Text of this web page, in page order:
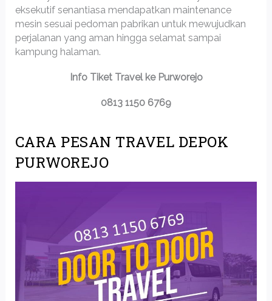
eksekutif senantiasa mendapatkan maintenance
mesin sesuai pedoman pabrikan untuk mewujudkan
perjalanan yang aman hingga selamat sampai
kampung halaman.
Info Tiket Travel ke Purworejo
0813 1150 6769
CARA PESAN TRAVEL DEPOK
PURWOREJO